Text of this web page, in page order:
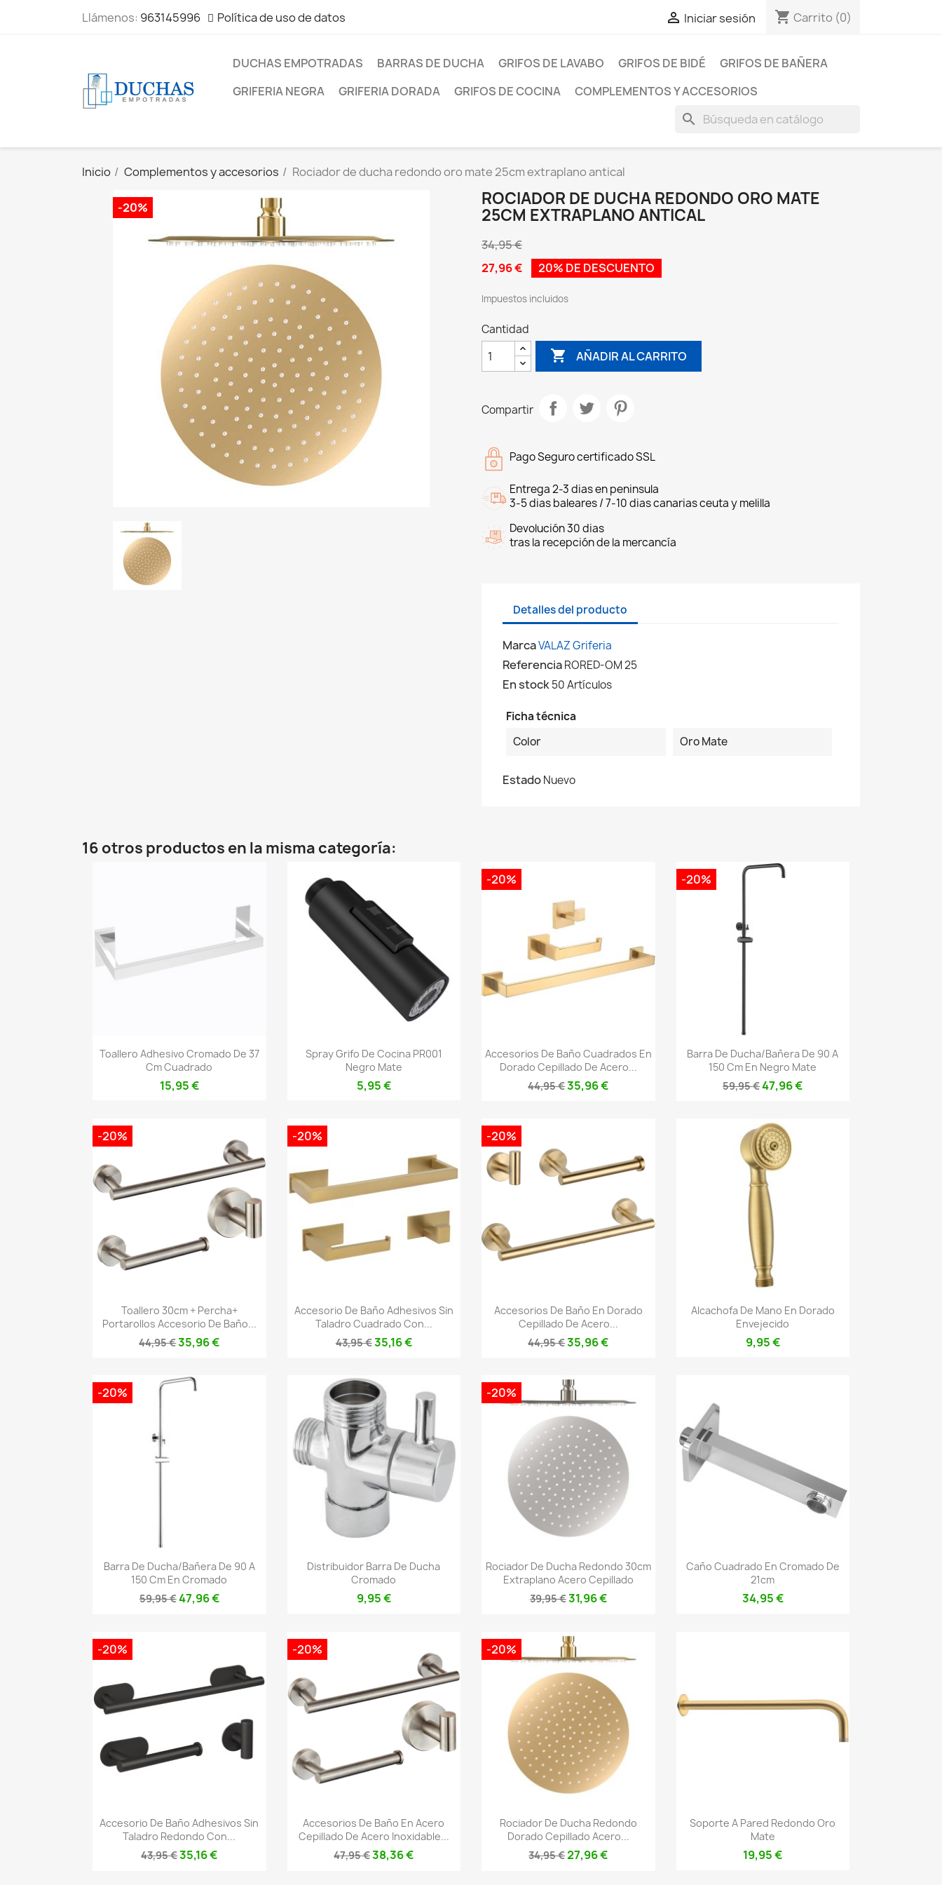
Llámenos: 963145996 Política de uso de datos  Iniciar sesión shopping_cart Carrito (0)
DUCHAS EMPOTRADAS BARRAS DE DUCHA GRIFOS DE LAVABO GRIFOS DE BIDÉ
GRIFOS DE BAÑERA
GRIFERIA NEGRA
GRIFERIA DORADA GRIFOS DE COCINA COMPLEMENTOS Y ACCESORIOS
search
Inicio Complementos y accesorios Rociador de ducha redondo oro mate 25cm extraplano antical
-20%
ROCIADOR DE DUCHA REDONDO ORO MATE
25CM EXTRAPLANO ANTICAL
34,95 €
27,96 €
20% DE DESCUENTO
Impuestos incluidos
Cantidad
 AÑADIR AL CARRITO
Compartir
Pago Seguro certificado SSL
Entrega 2-3 dias en peninsula
3-5 dias baleares / 7-10 dias canarias ceuta y melilla
Devolución 30 dias
tras la recepción de la mercancía
Detalles del producto
MarcaVALAZ Griferia
ReferenciaRORED-OM 25
En stock50 Artículos
Ficha técnica
Color
Oro Mate
EstadoNuevo
16 otros productos en la misma categoría:
Vista rápida
Toallero Adhesivo Cromado De 37
Cm Cuadrado
15,95 €
Vista rápida
Spray Grifo De Cocina PR001
Negro Mate
5,95 €
Vista rápida
Accesorios De Baño Cuadrados En
Dorado Cepillado De Acero...
44,95 €35,96 €
-20%
Vista rápida
Barra De Ducha/bañera De 90 A
150 Cm En Negro Mate
59,95 €47,96 €
-20%
Vista rápida
Toallero 30cm + Percha+
Portarollos Accesorio De Baño...
44,95 €35,96 €
-20%
Vista rápida
Accesorio De Baño Adhesivos Sin
Taladro Cuadrado Con...
43,95 €35,16 €
-20%
Vista rápida
Accesorios De Baño En Dorado
Cepillado De Acero...
44,95 €35,96 €
-20%
Vista rápida
Alcachofa De Mano En Dorado
Envejecido
9,95 €
Vista rápida
Barra De Ducha/bañera De 90 A
150 Cm En Cromado
59,95 €47,96 €
-20%
Vista rápida
Distribuidor Barra De Ducha
Cromado
9,95 €
 Vista rápida
Rociador De Ducha Redondo 30cm
Extraplano Acero Cepillado
39,95 €31,96 €
-20%
Vista rápida
Caño Cuadrado En Cromado De
21cm
34,95 €
Vista rápida
Accesorio De Baño Adhesivos Sin
Taladro Redondo Con...
43,95 €35,16 €
-20%
Vista rápida
Accesorios De Baño En Acero
Cepillado De Acero Inoxidable...
47,95 €38,36 €
-20%
Vista rápida
Rociador De Ducha Redondo
Dorado Cepillado Acero...
34,95 €27,96 €
-20%
 Vista rápida
Soporte A Pared Redondo Oro
Mate
19,95 €